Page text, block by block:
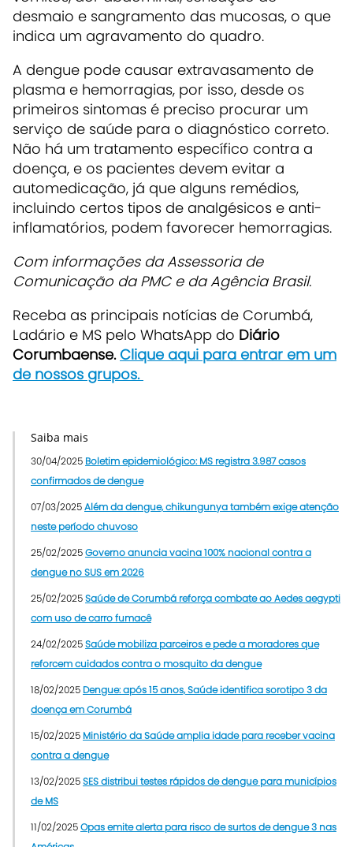
desmaio e sangramento das mucosas, o que
indica um agravamento do quadro.
A dengue pode causar extravasamento de
plasma e hemorragias, por isso, desde os
primeiros sintomas é preciso procurar um
serviço de saúde para o diagnóstico correto.
Não há um tratamento específico contra a
doença, e os pacientes devem evitar a
automedicação, já que alguns remédios,
incluindo certos tipos de analgésicos e anti-
inflamatórios, podem favorecer hemorragias.
Com informações da Assessoria de
Comunicação da PMC e da Agência Brasil.
Receba as principais notícias de Corumbá,
Ladário e MS pelo WhatsApp do Diário
Corumbaense.Clique aqui para entrar em um
de nossos grupos.
Saiba mais
30/04/2025 Boletim epidemiológico: MS registra 3.987 casos
confirmados de dengue
07/03/2025Além da dengue, chikungunya também exige atenção
neste período chuvoso
25/02/2025Governo anuncia vacina 100% nacional contra a
dengue no SUS em 2026
25/02/2025Saúde de Corumbá reforça combate ao Aedes aegypti
com uso de carro fumacê
24/02/2025Saúde mobiliza parceiros e pede a moradores que
reforcem cuidados contra o mosquito da dengue
18/02/2025 Dengue: após 15 anos, Saúde identifica sorotipo 3 da
doença em Corumbá
15/02/2025 Ministério da Saúde amplia idade para receber vacina
contra a dengue
13/02/2025SES distribui testes rápidos de dengue para municípios
de MS
11/02/2025Opas emite alerta para risco de surtos de dengue 3 nas